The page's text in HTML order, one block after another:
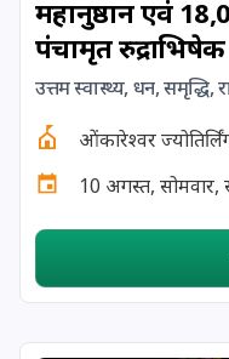
17 August, 2026
17 August, 2026
18 August, 2026
महानुष्ठान एवं
पंचामृत रुद्राभिषेक
उत्तम स्वास्थ्य, धन, समृद्धि,
ओंकारेश्वर
10 अगस्त, सोमवार,